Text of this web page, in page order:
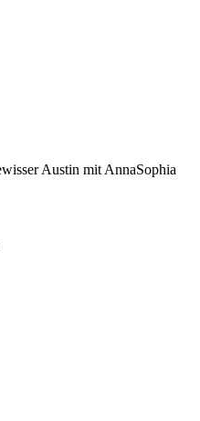
Austin mit AnnaSophia